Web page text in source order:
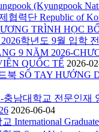
(Kyungpook
력단 Republic of
TRÌNH HỌC
학년도 9월 입학
9 NĂM 2026-
QUỐC TẾ 2026-
북 SỔ TAY
충남대학교 전문인재
2026-06-04
International